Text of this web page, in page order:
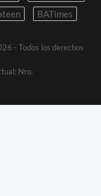
BATimes
- Todos los derechos
Nro.